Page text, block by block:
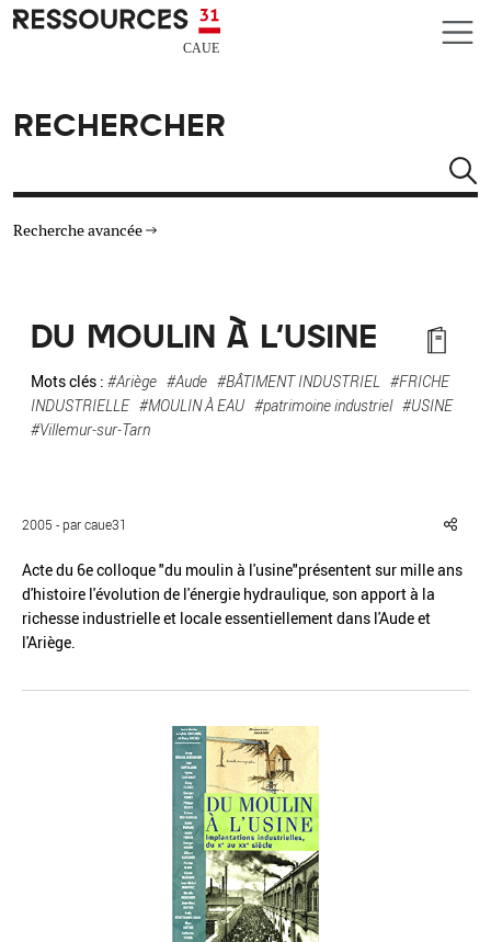
Aller au contenu principal
CAUE RESSOURCES 31
RECHERCHER
Recherche avancée
TYPE DE RESSOURCES
MATÉRIAUX
DU MOULIN À L'USINE
Mots clés : #Ariège #Aude #BÂTIMENT INDUSTRIEL #FRICHE
INDUSTRIELLE #MOULIN À EAU #patrimoine industriel #USINE
#Villemur-sur-Tarn
2005 - par caue31
Acte du 6e colloque "du moulin à l'usine"présentent sur mille ans
d'histoire l'évolution de l'énergie hydraulique, son apport à la
richesse industrielle et locale essentiellement dans l'Aude et
l'Ariège.